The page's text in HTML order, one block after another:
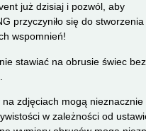
już dzisiaj i pozwól, aby
przyczyniło się do stworzenia
wspomnień!
stawiać na obrusie świec bez
na zdjęciach mogą nieznacznie
w zależności od